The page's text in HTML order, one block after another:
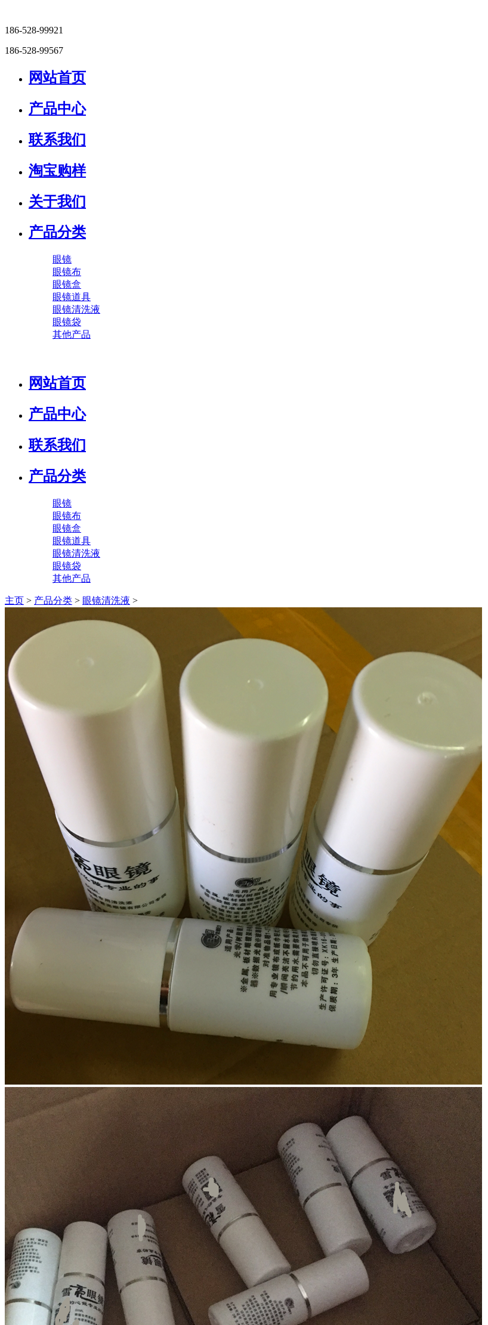
186-528-99921
186-528-99567
网站首页
产品中心
联系我们
淘宝购样
关于我们
产品分类
眼镜
眼镜布
眼镜盒
眼镜道具
眼镜清洗液
眼镜袋
其他产品
网站首页
产品中心
联系我们
产品分类
眼镜
眼镜布
眼镜盒
眼镜道具
眼镜清洗液
眼镜袋
其他产品
主页 > 产品分类 > 眼镜清洗液 >